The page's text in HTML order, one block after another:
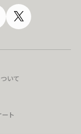
いて
ト